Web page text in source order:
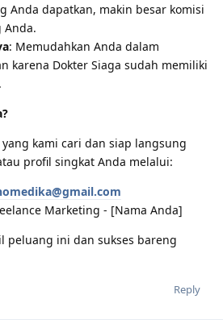
Anda dapatkan, makin besar komisi
Anda.
: Memudahkan Anda dalam
karena Dokter Siaga sudah memiliki
kami cari dan siap langsung
profil singkat Anda melalui:
Marketing - [Nama Anda]
peluang ini dan sukses bareng
Reply